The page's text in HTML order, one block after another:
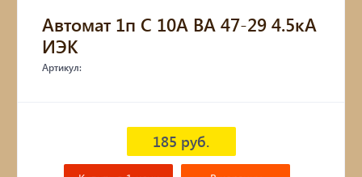
Автомат 1п C 10А ВА 47-29 4.5кА
ИЭК
Артикул:
185 руб.